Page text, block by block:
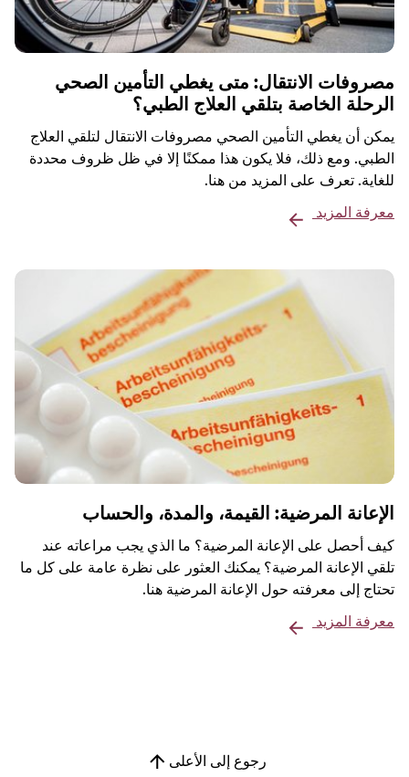
مصروفات الانتقال: متى يغطي التأمين الصحي
الرحلة الخاصة بتلقي العلاج الطبي؟
يمكن أن يغطي التأمين الصحي مصروفات الانتقال لتلقي العلاج
الطبي. ومع ذلك، فلا يكون هذا ممكنًا إلا في ظل ظروف محددة
للغاية. تعرف على المزيد من هنا.
معرفة المزيد
الإعانة المرضية: القيمة، والمدة، والحساب
كيف أحصل على الإعانة المرضية؟ ما الذي يجب مراعاته عند
تلقي الإعانة المرضية؟ يمكنك العثور على نظرة عامة على كل ما
تحتاج إلى معرفته حول الإعانة المرضية هنا.
معرفة المزيد
رجوع إلى الأعلى